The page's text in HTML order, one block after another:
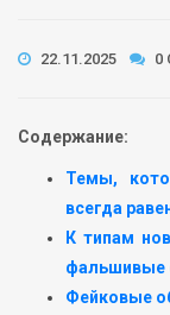
22.11.2025 0
Содержание:
Темы,
всегда
К типам
фальшивые
Фейковые